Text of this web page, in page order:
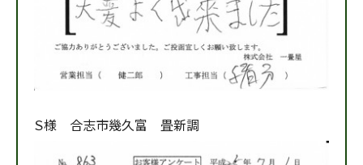
Ｓ様 合志市幾久富 畳新調